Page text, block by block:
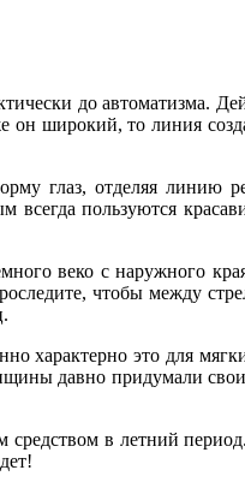
до автоматизма.
широкий, то линия
глаз, отделяя
всегда пользуются
веко с наружного
чтобы между
характерно это для
давно придумали
в летний